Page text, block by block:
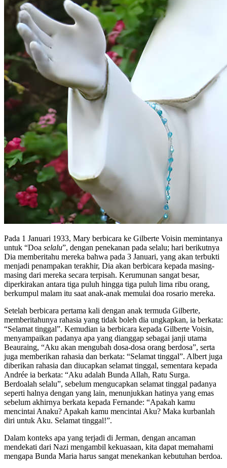
Pada 1 Januari 1933, Mary berbicara ke Gilberte Voisin memintanya
untuk “Doa selalu”, dengan penekanan pada selalu; hari berikutnya
Dia memberitahu mereka bahwa pada 3 Januari, yang akan terbukti
menjadi penampakan terakhir, Dia akan berbicara kepada masing-
masing dari mereka secara terpisah. Kerumunan sangat besar,
diperkirakan antara tiga puluh hingga tiga puluh lima ribu orang,
berkumpul malam itu saat anak-anak memulai doa rosario mereka.
Setelah berbicara pertama kali dengan anak termuda Gilberte,
memberitahunya rahasia yang tidak boleh dia ungkapkan, ia berkata:
“Selamat tinggal”. Kemudian ia berbicara kepada Gilberte Voisin,
menyampaikan padanya apa yang dianggap sebagai janji utama
Beauraing, “Aku akan mengubah dosa-dosa orang berdosa”, serta
juga memberikan rahasia dan berkata: “Selamat tinggal”. Albert juga
diberikan rahasia dan diucapkan selamat tinggal, sementara kepada
Andrée ia berkata: “Aku adalah Bunda Allah, Ratu Surga.
Berdoalah selalu”, sebelum mengucapkan selamat tinggal padanya
seperti halnya dengan yang lain, menunjukkan hatinya yang emas
sebelum akhirnya berkata kepada Fernande: “Apakah kamu
mencintai Anaku? Apakah kamu mencintai Aku? Maka kurbanlah
diri untuk Aku. Selamat tinggal!”.
Dalam konteks apa yang terjadi di Jerman, dengan ancaman
mendekati dari Nazi mengambil kekuasaan, kita dapat memahami
mengapa Bunda Maria harus sangat menekankan kebutuhan berdoa.